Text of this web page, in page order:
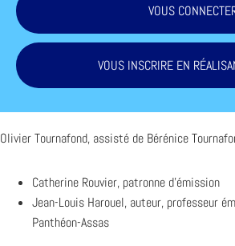
VOUS
VOUS INSCRIRE EN
Olivier Tournafond, assisté de Bérénice
Catherine Rouvier, patronne d’émission
Jean-Louis Harouel, auteur, professeur
Panthéon-Assas